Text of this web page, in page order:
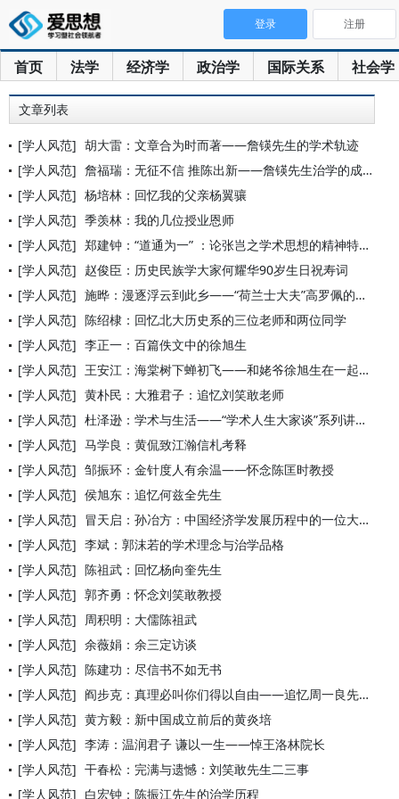
首页 法学 经济学 政治学 国际关系 社会学
登录 注册
文章列表
[学人风范] 胡大雷：文章合为时而著——詹锳先生的学术轨迹
[学人风范] 詹福瑞：无征不信 推陈出新——詹锳先生治学的成就与理念
[学人风范] 杨培林：回忆我的父亲杨翼骧
[学人风范] 季羡林：我的几位授业恩师
[学人风范] 郑建钟：“道通为一” ：论张岂之学术思想的精神特质
[学人风范] 赵俊臣：历史民族学大家何耀华90岁生日祝寿词
[学人风范] 施晔：漫逐浮云到此乡——“荷兰士大夫”高罗佩的汉学行旅
[学人风范] 陈绍棣：回忆北大历史系的三位老师和两位同学
[学人风范] 李正一：百篇佚文中的徐旭生
[学人风范] 王安江：海棠树下蝉初飞——和姥爷徐旭生在一起的日子
[学人风范] 黄朴民：大雅君子：追忆刘笑敢老师
[学人风范] 杜泽逊：学术与生活——“学术人生大家谈”系列讲座之一
[学人风范] 马学良：黄侃致江瀚信札考释
[学人风范] 邹振环：金针度人有余温——怀念陈匡时教授
[学人风范] 侯旭东：追忆何兹全先生
[学人风范] 冒天启：孙冶方：中国经济学发展历程中的一位大师
[学人风范] 李斌：郭沫若的学术理念与治学品格
[学人风范] 陈祖武：回忆杨向奎先生
[学人风范] 郭齐勇：怀念刘笑敢教授
[学人风范] 周积明：大儒陈祖武
[学人风范] 余薇娟：余三定访谈
[学人风范] 陈建功：尽信书不如无书
[学人风范] 阎步克：真理必叫你们得以自由——追忆周一良先生的学术人生与精
[学人风范] 黄方毅：新中国成立前后的黄炎培
[学人风范] 李涛：温润君子 谦以一生——悼王洛林院长
[学人风范] 干春松：完满与遗憾：刘笑敢先生二三事
[学人风范] 白宏钟：陈振江先生的治学历程